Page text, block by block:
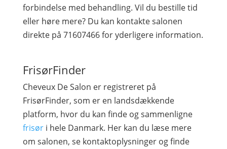
forbindelse med behandling. Vil du bestille tid
eller høre mere? Du kan kontakte salonen
direkte på 71607466 for yderligere information.
FrisørFinder
Cheveux De Salon er registreret på
FrisørFinder, som er en landsdækkende
platform, hvor du kan finde og sammenligne
frisøri hele Danmark. Her kan du læse mere
om salonen, se kontaktoplysninger og finde